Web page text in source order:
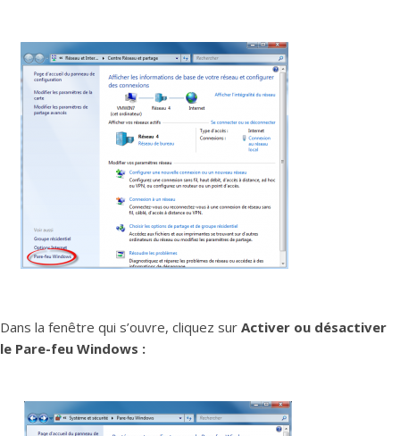
Dans la fenêtre qui s’ouvre, cliquez sur Activer ou désactiver
le Pare-feu Windows :